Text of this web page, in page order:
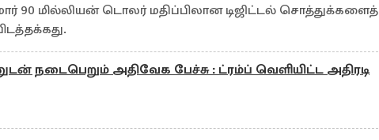
90 மில்லியன் டொலர் மதிப்பிலான டிஜிட்டல் சொத்துக்களைத்
நடைபெறும் அதிவேக பேச்சு : ட்ரம்ப் வெளியிட்ட அதிரடி